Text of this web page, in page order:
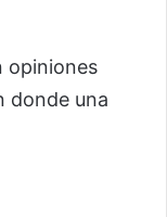
opiniones
donde una